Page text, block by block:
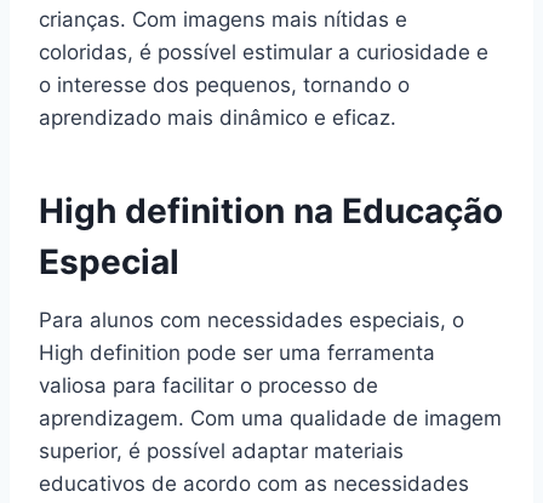
crianças. Com imagens mais nítidas e
coloridas, é possível estimular a curiosidade e
o interesse dos pequenos, tornando o
aprendizado mais dinâmico e eficaz.
High definition na Educação
Especial
Para alunos com necessidades especiais, o
High definition pode ser uma ferramenta
valiosa para facilitar o processo de
aprendizagem. Com uma qualidade de imagem
superior, é possível adaptar materiais
educativos de acordo com as necessidades